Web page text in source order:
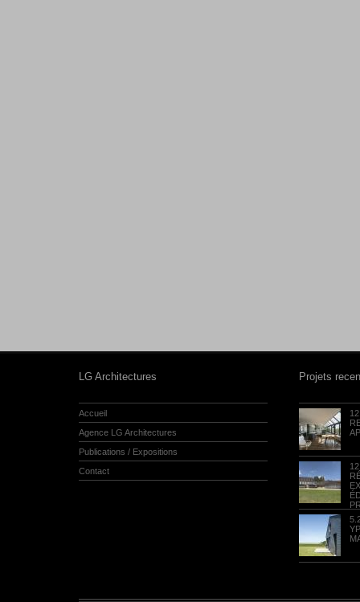
LG Architectures
Accueil
Agence LG Architectures
Publications / Expositions
Contact
Projets